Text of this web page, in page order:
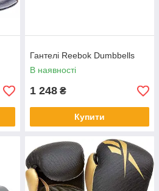
Гантелі Reebok Dumbbells
В наявності
1 248 ₴
Купити